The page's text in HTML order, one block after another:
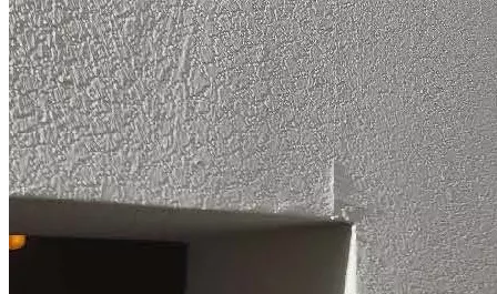
Спор о качестве строительства (ЖК "Скандинавия")
Дело выиграно
Всего взыскано
1 017 877 руб.
Смотреть все выигранные дела
Ответы на некоторые вопросы